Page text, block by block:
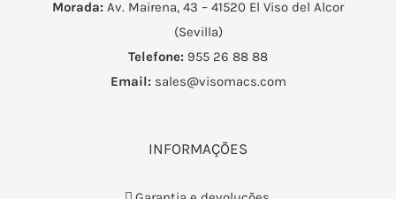
Morada: Av. Mairena, 43 – 41520 El Viso del Alcor
(Sevilla)
Telefone: 955 26 88 88
Email:sales@visomacs.com
INFORMAÇÕES